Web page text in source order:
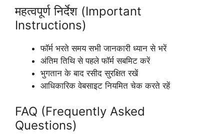
महत्वपूर्ण निर्देश (Important
Instructions)
फॉर्म भरते समय सभी जानकारी ध्यान से भरें
अंतिम तिथि से पहले फॉर्म सबमिट करें
भुगतान के बाद रसीद सुरक्षित रखें
आधिकारिक वेबसाइट नियमित चेक करते रहें
FAQ (Frequently Asked
Questions)